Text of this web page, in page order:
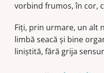
vorbind frumos, în cor,
Fiţi, prin urmare, un alt
limbă seacă şi bine
liniştită, fără grija